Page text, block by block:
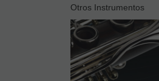
Otros Instrumentos